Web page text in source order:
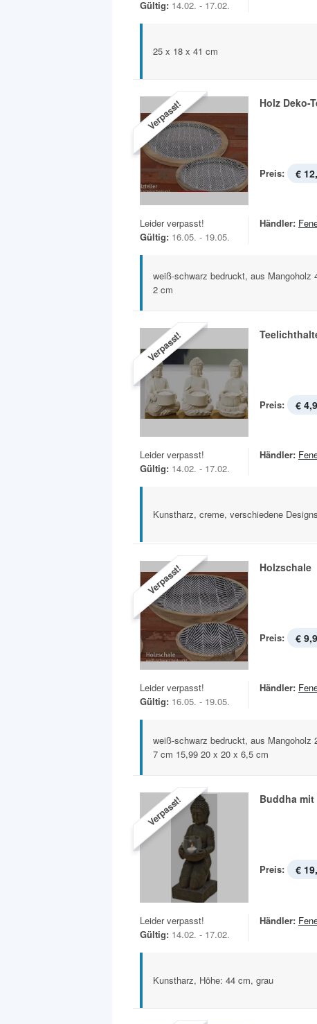
Gültig: 14.02. - 17.02.
25 x 18 x 41 cm
Verpasst! Holz Deko-
Preis: €
Leider verpasst!
Gültig: 16.05. - 19.05.
Händler:
weiß-schwarz bedruckt, aus
2 cm
Verpasst!
Preis: €
Leider verpasst!
Gültig: 14.02. - 17.02.
Händler:
Kunstharz, creme, verschiedene Designs
Verpasst! Holzschale
Preis: €
Leider verpasst!
Gültig: 16.05. - 19.05.
Händler:
weiß-schwarz bedruckt, aus
7 cm 15,99 20 x 20 x 6,5 cm
Verpasst! Buddha
Preis: €
Leider verpasst!
Gültig: 14.02. - 17.02.
Händler:
Kunstharz, Höhe: 44 cm, grau